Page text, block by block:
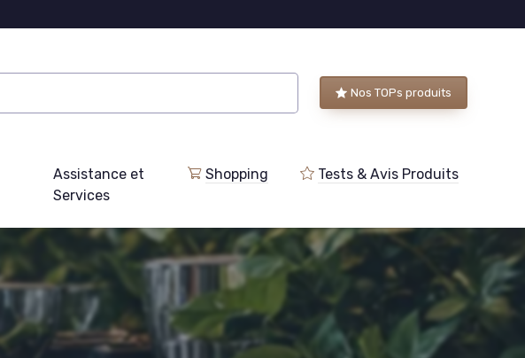
Nos TOPs produits
Assistance et
Services
Shopping Tests & Avis Produits